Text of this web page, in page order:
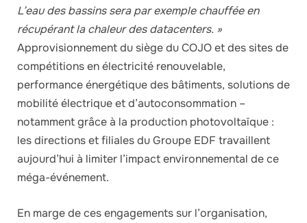
L’eau des bassins sera par exemple chauffée en
récupérant la chaleur des datacenters. »
Approvisionnement du siège du COJO et des sites de
compétitions en électricité renouvelable,
performance énergétique des bâtiments, solutions de
mobilité électrique et d’autoconsommation –
notamment grâce à la production photovoltaïque :
les directions et filiales du Groupe EDF travaillent
aujourd’hui à limiter l’impact environnemental de ce
méga-événement.
En marge de ces engagements sur l’organisation,